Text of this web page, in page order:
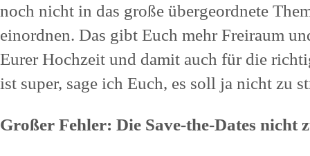
noch nicht in das große übergeordnete
einordnen. Das gibt Euch mehr Freiraum
Eurer Hochzeit und damit auch für die
ist super, sage ich Euch, es soll ja nicht zu
Großer Fehler: Die Save-the-Dates nicht